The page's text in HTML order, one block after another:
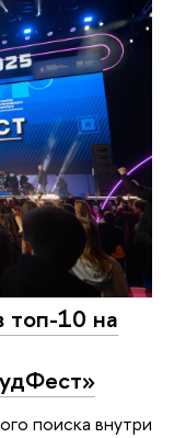
10 на
поиска внутри